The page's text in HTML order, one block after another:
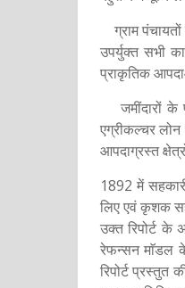
ग्राम
उपर्युक्त सभी
प्राकृतिक
जमींदारों के
एग्रीकल्चर
आपदाग्रस्त
1892 में
लिए एवं कृशक
उक्त रिपोर्ट
रेफन्सन माॅडल
रिपोर्ट प्रस्तुत